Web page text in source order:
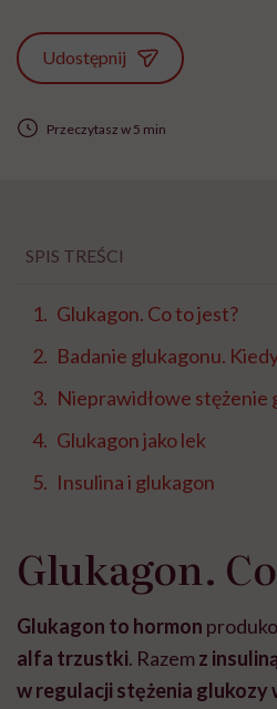
Udostępnij
Przeczytasz w 5 min
SPIS TREŚCI
Glukagon. Co to jest?
Badanie glukagonu.
Nieprawidłowe stężenie
Glukagon jako lek
Insulina i glukagon
Glukagon.
Glukagon to hormon
alfa trzustki. Razemz
w regulacji stężenia glukozy